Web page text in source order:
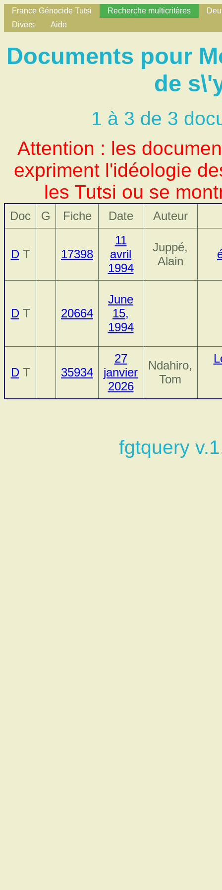
France Génocide Tutsi Recherche multicritères
Divers
Aide
Documents pour
de
1 à 3 de 3
Attention : les
expriment l'idéologie
les Tutsi ou se
Doc G Fiche Date Auteur
DT 17398
11
avril
1994
Juppé,
Alain
DT 20664
June
15,
1994
DT 35934
27
janvier
2026
Ndahiro,
Tom
fgtquery